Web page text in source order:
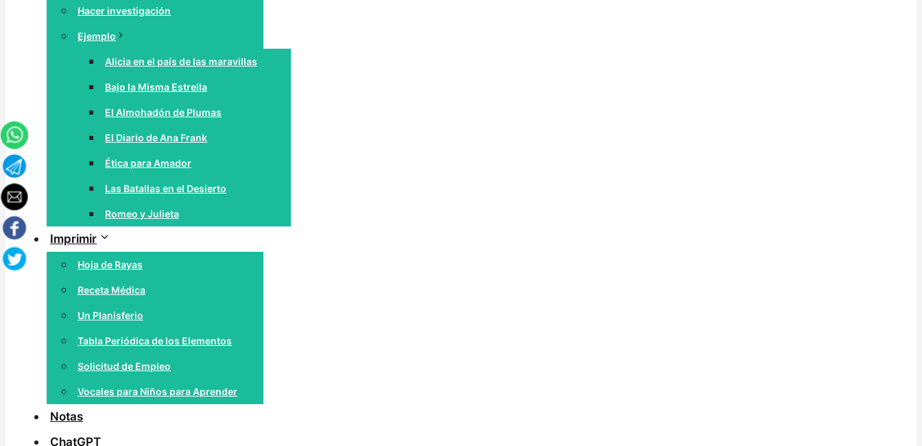
Hacer investigación
Ejemplo
Alicia en el país de las maravillas
Bajo la Misma Estrella
El Almohadón de Plumas
El Diario de Ana Frank
Ética para Amador
Las Batallas en el Desierto
Romeo y Julieta
Imprimir
Hoja de Rayas
Receta Médica
Un Planisferio
Tabla Periódica de los Elementos
Solicitud de Empleo
Vocales para Niños para Aprender
Notas
ChatGPT